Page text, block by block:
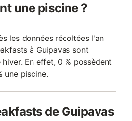
une piscine ?
les données récoltées l'an
à Guipavas sont
En effet, 0 % possèdent
une piscine.
de Guipavas